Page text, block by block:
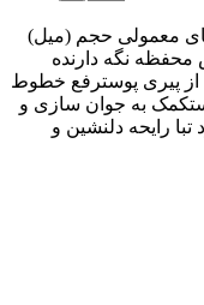
معمولی حجم (میل)
محفظه نگه دارنده
از پیری پوسترفع خطوط
به جوان سازی و
رایحه دلنشین و